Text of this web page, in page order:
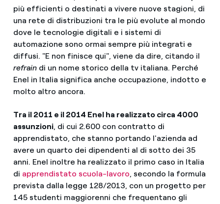
più efficienti o destinati a vivere nuove stagioni, di
una rete di distribuzioni tra le più evolute al mondo
dove le tecnologie digitali e i sistemi di
automazione sono ormai sempre più integrati e
diffusi. "E non finisce qui", viene da dire, citando il
refraindi un nome storico della tv italiana. Perché
Enel in Italia significa anche occupazione, indotto e
molto altro ancora.
Tra il 2011 e il 2014 Enel ha realizzato circa 4000
assunzioni, di cui 2.600 con contratto di
apprendistato, che stanno portando l'azienda ad
avere un quarto dei dipendenti al di sotto dei 35
anni. Enel inoltre ha realizzato il primo caso in Italia
di apprendistato scuola-lavoro, secondo la formula
prevista dalla legge 128/2013, con un progetto per
145 studenti maggiorenni che frequentano gli